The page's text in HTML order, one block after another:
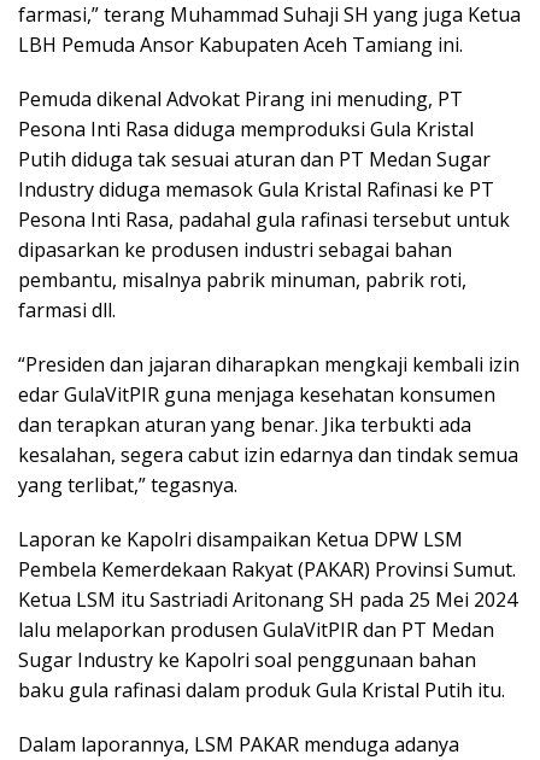
farmasi,” terang Muhammad Suhaji SH yang juga Ketua
LBH Pemuda Ansor Kabupaten Aceh Tamiang ini.
Pemuda dikenal Advokat Pirang ini menuding, PT
Pesona Inti Rasa diduga memproduksi Gula Kristal
Putih diduga tak sesuai aturan dan PT Medan Sugar
Industry diduga memasok Gula Kristal Rafinasi ke PT
Pesona Inti Rasa, padahal gula rafinasi tersebut untuk
dipasarkan ke produsen industri sebagai bahan
pembantu, misalnya pabrik minuman, pabrik roti,
farmasi dll.
“Presiden dan jajaran diharapkan mengkaji kembali izin
edar GulaVitPIR guna menjaga kesehatan konsumen
dan terapkan aturan yang benar. Jika terbukti ada
kesalahan, segera cabut izin edarnya dan tindak semua
yang terlibat,” tegasnya.
Laporan ke Kapolri disampaikan Ketua DPW LSM
Pembela Kemerdekaan Rakyat (PAKAR) Provinsi Sumut.
Ketua LSM itu Sastriadi Aritonang SH pada 25 Mei 2024
lalu melaporkan produsen GulaVitPIR dan PT Medan
Sugar Industry ke Kapolri soal penggunaan bahan
baku gula rafinasi dalam produk Gula Kristal Putih itu.
Dalam laporannya, LSM PAKAR menduga adanya